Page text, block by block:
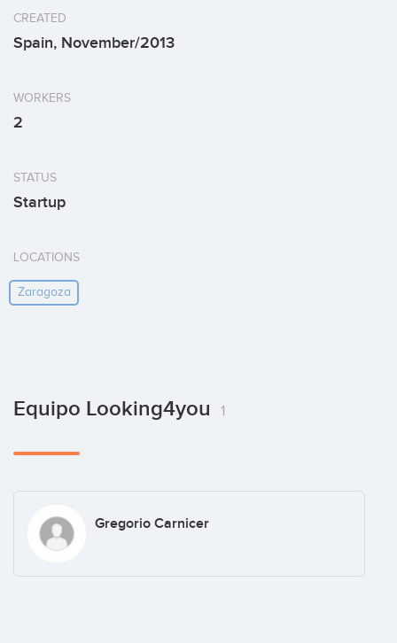
CREATED
Spain, November/2013
WORKERS
2
STATUS
Startup
LOCATIONS
Zaragoza
Equipo Looking4you 1
Gregorio Carnicer